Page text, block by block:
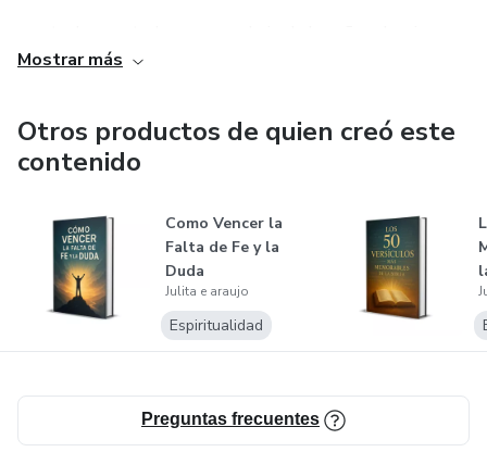
muita saúde pra todos nossos familiares e o que queremos
Mostrar más
Otros productos de quien creó este
contenido
Como Vencer la
Falta de Fe y la
Duda
Julita e araujo
Espiritualidad
Preguntas frecuentes